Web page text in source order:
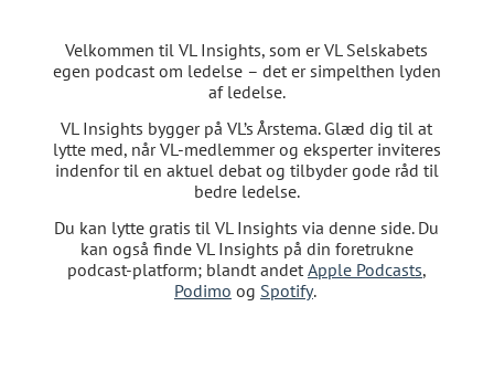
Velkommen til VL Insights, som er VL Selskabets
egen podcast om ledelse – det er simpelthen lyden
af ledelse.
VL Insights bygger på VL’s Årstema. Glæd dig til at
lytte med, når VL-medlemmer og eksperter inviteres
indenfor til en aktuel debat og tilbyder gode råd til
bedre ledelse.
Du kan lytte gratis til VL Insights via denne side. Du
kan også finde VL Insights på din foretrukne
podcast-platform; blandt andet Apple Podcasts,
Podimo og Spotify.